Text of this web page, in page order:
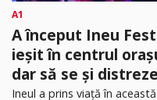
A1
A început Ineu
ieșit în centrul
dar să se și
Ineul a prins viață în